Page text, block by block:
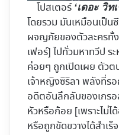
โปสเตอร์ ‘เดอะ วิท
โดยรวม มันเหมือนเป็น
ผจญภัยของตัวละครทั้ง
เฟอร์] ไปทั่วมหาทวีป ร
ค่อยๆ ถูกเปิดเผย ตัว
เจ้าหญิงซิริลา พลังที่รอ
อดีตอันลึกลับของเกรอ
หัวหรือก้อย [เพราะไม่
หรือถูกขัดขวางได้สำเร็จ